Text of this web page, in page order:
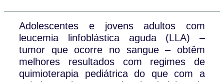
Adolescentes e jovens adultos com
leucemia linfoblástica aguda (LLA) –
tumor que ocorre no sangue – obtêm
melhores resultados com regimes de
quimioterapia pediátrica do que com a